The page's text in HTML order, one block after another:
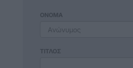
ΟΝΟΜΑ
ΤΙΤΛΟΣ